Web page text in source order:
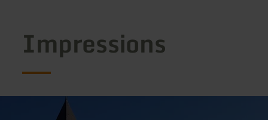
Impressions